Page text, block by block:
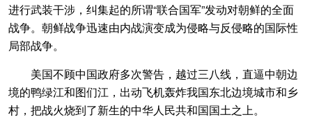
进行武装干涉，纠集起的所谓“联合国军”发动对朝鲜的全面
战争。朝鲜战争迅速由内战演变成为侵略与反侵略的国际性
局部战争。
美国不顾中国政府多次警告，越过三八线，直逼中朝边
境的鸭绿江和图们江，出动飞机轰炸我国东北边境城市和乡
村，把战火烧到了新生的中华人民共和国国土之上。